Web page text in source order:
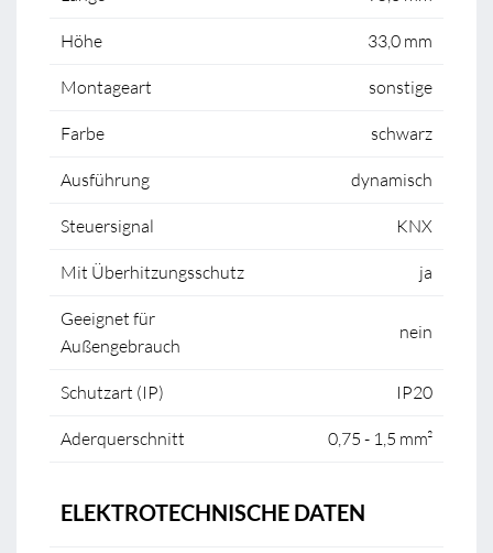
Höhe 33,0 mm
Montageart sonstige
Farbe schwarz
Ausführung dynamisch
Steuersignal KNX
Mit Überhitzungsschutz ja
Geeignet für
Außengebrauch
nein
Schutzart (IP) IP20
Aderquerschnitt 0,75 - 1,5 mm²
ELEKTROTECHNISCHE DATEN